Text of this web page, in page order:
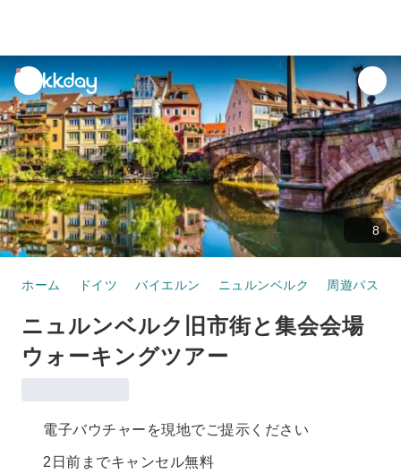
unread
notifications
8
ホーム ドイツ バイエルン ニュルンベルク 周遊パス
ニュルンベルク旧市街と集会会場
ウォーキングツアー
電子バウチャーを現地でご提示ください
2日前までキャンセル無料